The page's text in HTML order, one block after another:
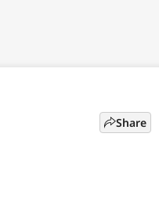
Share